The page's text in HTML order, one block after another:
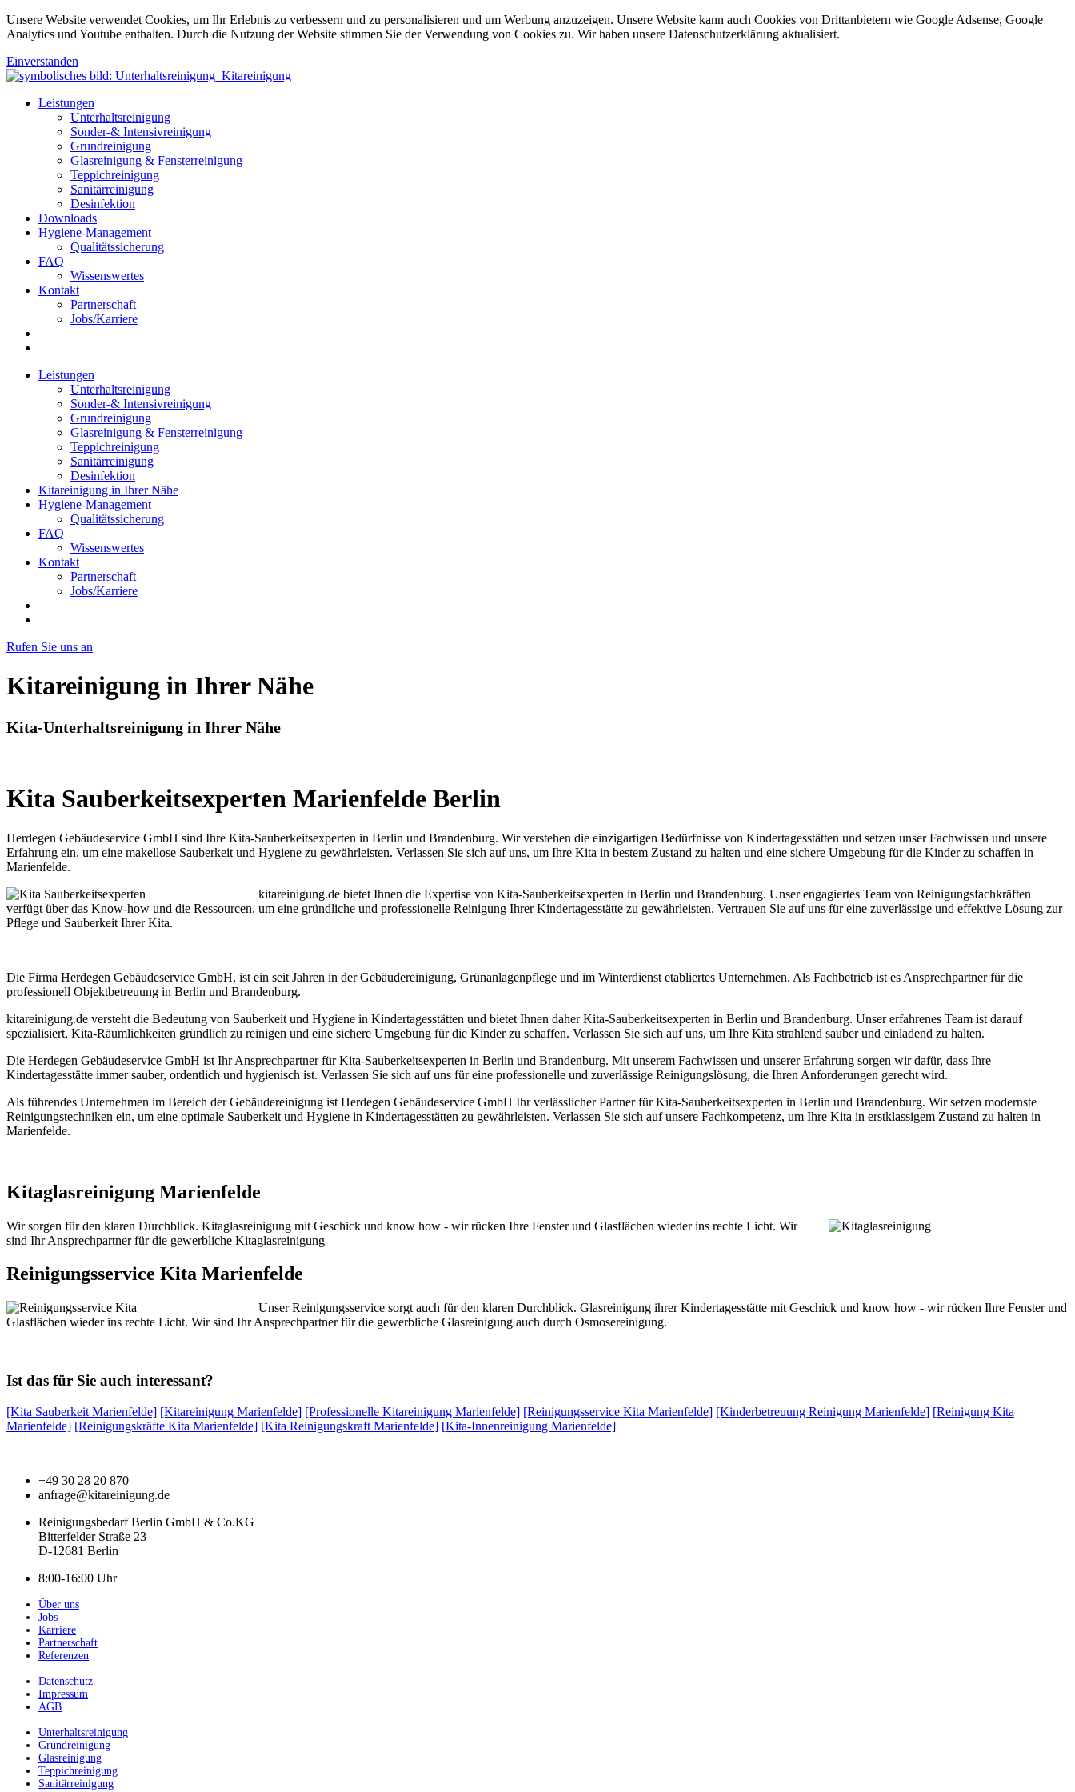
Unsere Website verwendet Cookies, um Ihr Erlebnis zu verbessern und zu personalisieren und um Werbung anzuzeigen. Unsere Website kann auch Cookies von Drittanbietern wie Google Adsense, Google
Analytics und Youtube enthalten. Durch die Nutzung der Website stimmen Sie der Verwendung von Cookies zu. Wir haben unsere Datenschutzerklärung aktualisiert.
Einverstanden
Leistungen
Unterhaltsreinigung
Sonder-& Intensivreinigung
Grundreinigung
Glasreinigung & Fensterreinigung
Teppichreinigung
Sanitärreinigung
Desinfektion
Downloads
Hygiene-Management
Qualitätssicherung
FAQ
Wissenswertes
Kontakt
Partnerschaft
Jobs/Karriere
Leistungen
Unterhaltsreinigung
Sonder-& Intensivreinigung
Grundreinigung
Glasreinigung & Fensterreinigung
Teppichreinigung
Sanitärreinigung
Desinfektion
Kitareinigung in Ihrer Nähe
Hygiene-Management
Qualitätssicherung
FAQ
Wissenswertes
Kontakt
Partnerschaft
Jobs/Karriere
Rufen Sie uns an
Kitareinigung in Ihrer Nähe
Kita-Unterhaltsreinigung in Ihrer Nähe
Kita Sauberkeitsexperten Marienfelde Berlin
Herdegen Gebäudeservice GmbH sind Ihre Kita-Sauberkeitsexperten in Berlin und Brandenburg. Wir verstehen die einzigartigen Bedürfnisse von Kindertagesstätten und setzen unser Fachwissen und unsere
Erfahrung ein, um eine makellose Sauberkeit und Hygiene zu gewährleisten. Verlassen Sie sich auf uns, um Ihre Kita in bestem Zustand zu halten und eine sichere Umgebung für die Kinder zu schaffen in
Marienfelde.
kitareinigung.de bietet Ihnen die Expertise von Kita-Sauberkeitsexperten in Berlin und Brandenburg. Unser engagiertes Team von Reinigungsfachkräften
verfügt über das Know-how und die Ressourcen, um eine gründliche und professionelle Reinigung Ihrer Kindertagesstätte zu gewährleisten. Vertrauen Sie auf uns für eine zuverlässige und effektive Lösung zur
Pflege und Sauberkeit Ihrer Kita.
Die Firma Herdegen Gebäudeservice GmbH, ist ein seit Jahren in der Gebäudereinigung, Grünanlagenpflege und im Winterdienst etabliertes Unternehmen. Als Fachbetrieb ist es Ansprechpartner für die
professionell Objektbetreuung in Berlin und Brandenburg.
kitareinigung.de versteht die Bedeutung von Sauberkeit und Hygiene in Kindertagesstätten und bietet Ihnen daher Kita-Sauberkeitsexperten in Berlin und Brandenburg. Unser erfahrenes Team ist darauf
spezialisiert, Kita-Räumlichkeiten gründlich zu reinigen und eine sichere Umgebung für die Kinder zu schaffen. Verlassen Sie sich auf uns, um Ihre Kita strahlend sauber und einladend zu halten.
Die Herdegen Gebäudeservice GmbH ist Ihr Ansprechpartner für Kita-Sauberkeitsexperten in Berlin und Brandenburg. Mit unserem Fachwissen und unserer Erfahrung sorgen wir dafür, dass Ihre
Kindertagesstätte immer sauber, ordentlich und hygienisch ist. Verlassen Sie sich auf uns für eine professionelle und zuverlässige Reinigungslösung, die Ihren Anforderungen gerecht wird.
Als führendes Unternehmen im Bereich der Gebäudereinigung ist Herdegen Gebäudeservice GmbH Ihr verlässlicher Partner für Kita-Sauberkeitsexperten in Berlin und Brandenburg. Wir setzen modernste
Reinigungstechniken ein, um eine optimale Sauberkeit und Hygiene in Kindertagesstätten zu gewährleisten. Verlassen Sie sich auf unsere Fachkompetenz, um Ihre Kita in erstklassigem Zustand zu halten in
Marienfelde.
Kitaglasreinigung Marienfelde
Wir sorgen für den klaren Durchblick. Kitaglasreinigung mit Geschick und know how - wir rücken Ihre Fenster und Glasflächen wieder ins rechte Licht. Wir
sind Ihr Ansprechpartner für die gewerbliche Kitaglasreinigung
Reinigungsservice Kita Marienfelde
Unser Reinigungsservice sorgt auch für den klaren Durchblick. Glasreinigung ihrer Kindertagesstätte mit Geschick und know how - wir rücken Ihre Fenster und
Glasflächen wieder ins rechte Licht. Wir sind Ihr Ansprechpartner für die gewerbliche Glasreinigung auch durch Osmosereinigung.
Ist das für Sie auch interessant?
[Kita Sauberkeit Marienfelde] [Kitareinigung Marienfelde] [Professionelle Kitareinigung Marienfelde] [Reinigungsservice Kita Marienfelde] [Kinderbetreuung Reinigung Marienfelde] [Reinigung Kita
Marienfelde] [Reinigungskräfte Kita Marienfelde] [Kita Reinigungskraft Marienfelde] [Kita-Innenreinigung Marienfelde]
+49 30 28 20 870
anfrage@kitareinigung.de
Reinigungsbedarf Berlin GmbH & Co.KG
Bitterfelder Straße 23
D-12681 Berlin
8:00-16:00 Uhr
Über uns
Jobs
Karriere
Partnerschaft
Referenzen
Datenschutz
Impressum
AGB
Unterhaltsreinigung
Grundreinigung
Glasreinigung
Teppichreinigung
Sanitärreinigung